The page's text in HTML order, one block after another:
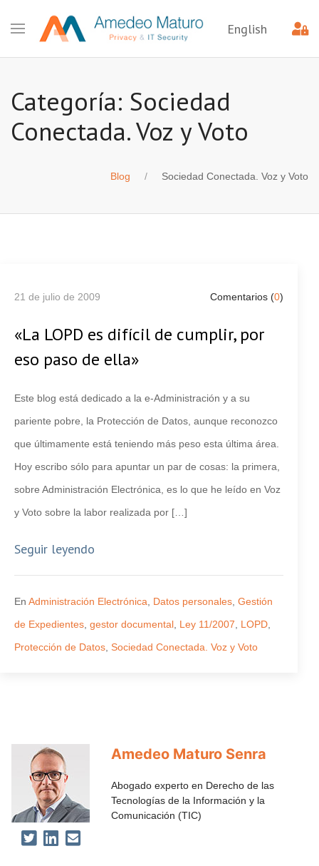
English
Categoría: Sociedad
Conectada. Voz y Voto
Blog Sociedad Conectada. Voz y Voto
21 de julio de 2009 Comentarios (0)
«La LOPD es difícil de cumplir, por
eso paso de ella»
Este blog está dedicado a la e-Administración y a su
pariente pobre, la Protección de Datos, aunque reconozco
que últimamente está teniendo más peso esta última área.
Hoy escribo sólo para apuntar un par de cosas: la primera,
sobre Administración Electrónica, es lo que he leído en Voz
y Voto sobre la labor realizada por […]
Seguir leyendo
En Administración Electrónica Datos personales Gestión
de Expedientes gestor documental Ley 11/2007 LOPD
Protección de Datos Sociedad Conectada. Voz y Voto
Amedeo Maturo Senra
Abogado experto en Derecho de las
Tecnologías de la Información y la
Comunicación (TIC)